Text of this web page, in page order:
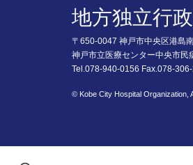
地方独立行
〒650-0047 神戸市中央区港島
神戸市立医療センター中央市民
Tel.078-940-0156 Fax.078-
© Kobe City Hospital Organization,